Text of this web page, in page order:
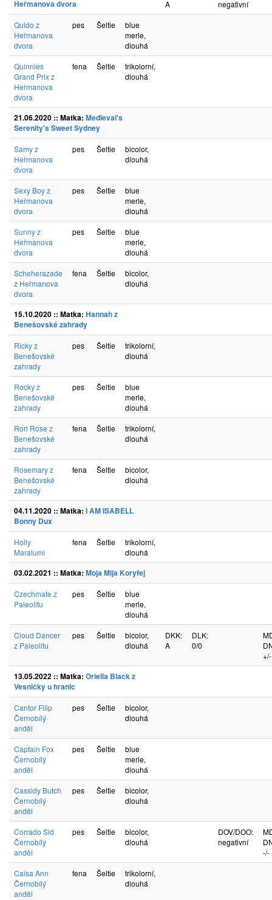
Heřmanova dvora A
negativní
Quido z
Heřmanova
dvora
pes Šeltie
blue
merle,
dlouhá
Quinnies
Grand Prix z
Heřmanova
dvora
fena Šeltie
trikolorní,
dlouhá
21.06.2020 :: Matka: Medieval's
Serenity's Sweet Sydney
Samy z
Heřmanova
dvora
pes Šeltie
bicolor,
dlouhá
Sexy Boy z
Heřmanova
dvora
pes Šeltie
blue
merle,
dlouhá
Sunny z
Heřmanova
dvora
pes Šeltie
blue
merle,
dlouhá
Scheherazade
z Heřmanova
dvora
fena Šeltie
bicolor,
dlouhá
15.10.2020 :: Matka: Hannah z
Benešovské zahrady
Ricky z
Benešovské
zahrady
pes Šeltie
trikolorní,
dlouhá
Rocky z
Benešovské
zahrady
pes Šeltie
blue
merle,
dlouhá
Rori Rose z
Benešovské
zahrady
fena Šeltie
trikolorní,
dlouhá
Rosemary z
Benešovské
zahrady
fena Šeltie
bicolor,
dlouhá
04.11.2020 :: Matka: I AM ISABELL
Bonny Dux
Holly
Maralumi
fena Šeltie
trikolorní,
dlouhá
03.02.2021 :: Matka: Moja Mija Koryfej
Czechmate z
Paleolitu
pes Šeltie
blue
merle,
dlouhá
Cloud Dancer
z Paleolitu
pes Šeltie
bicolor,
dlouhá
DKK:
A
DLK:
0/0
+/-
13.05.2022 :: Matka: Oriella Black z
Vesničky u hranic
Cantor Filip
Černobílý
anděl
pes Šeltie
bicolor,
dlouhá
Captain Fox
Černobílý
anděl
pes Šeltie
blue
merle,
dlouhá
Cassidy Butch
Černobílý
anděl
pes Šeltie
bicolor,
dlouhá
Corrado Sid
Černobílý
anděl
pes Šeltie
bicolor,
dlouhá
DOV/DOO:
negativní
-/-
Caisa Ann
Černobílý
anděl
fena Šeltie
trikolorní,
dlouhá